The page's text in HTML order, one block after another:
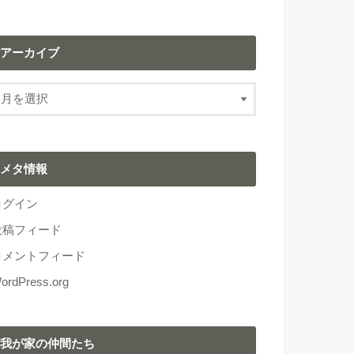
アーカイブ
メタ情報
グイン
稿フィード
メントフィード
我が家の仲間たち